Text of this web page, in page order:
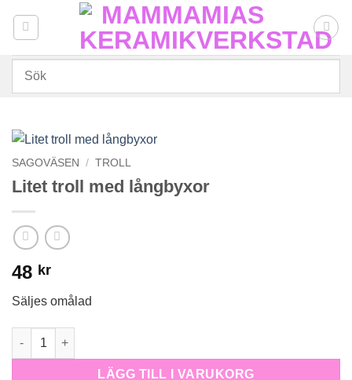
SAGOVÄSEN / TROLL
Litet troll med långbyxor
48 kr
Säljes omålad
Litet troll med långbyxor mängd
LÄGG TILL I VARUKORG